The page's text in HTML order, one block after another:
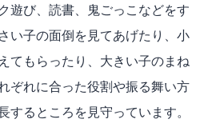
遊び、読書、鬼ごっこなどをす
い子の面倒を見てあげたり、小
てもらったり、大きい子のまね
ぞれに合った役割や振る舞い方
するところを見守っています。